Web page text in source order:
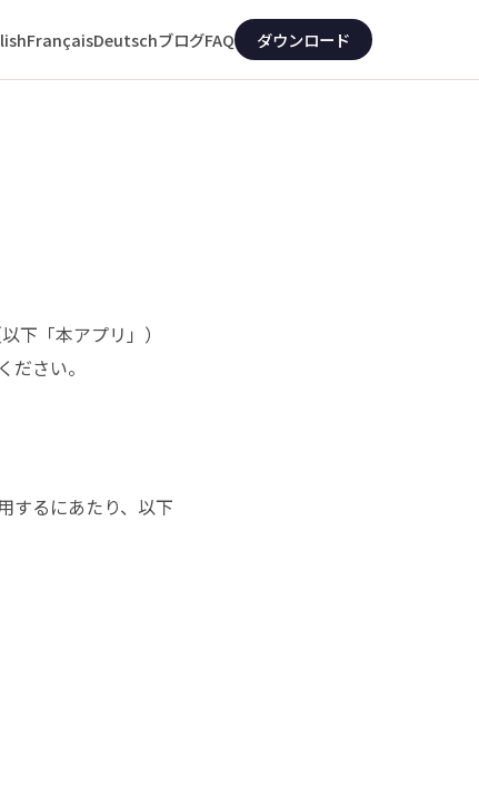
FrançaisDeutschブログFAQ ダウンロード
下「本アプリ」）
さい。
するにあたり、以下